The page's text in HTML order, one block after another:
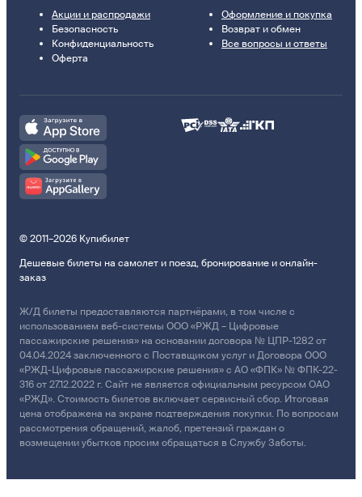
Акции и распродажи
Безопасность
Конфиденциальность
Оферта
Оформление и покупка
Возврат и обмен
Все вопросы и ответы
© 2011–2026 Купибилет
Дешевые билеты на самолет и поезд, бронирование и онлайн-
заказ
Ж/Д билеты предоставляются партнёрами, в том числе с
использованием веб-системы ООО «РЖД – Цифровые
пассажирские решения» на основании договора № ЦПР-1282 от
04.04.2024 заключенного с Поставщиком услуг и Договора ООО
«РЖД-Цифровые пассажирские решения» с АО «ФПК» № ФПК-22-
316 от 27.12.2022 г. Сайт не является официальным ресурсом ОАО
«РЖД». Стоимость билетов включает сервисный сбор. Итоговая
цена отображена на экране подтверждения покупки. По вопросам
рассмотрения обращений, жалоб, претензий граждан о
возмещении убытков просим обращаться в Службу Заботы.